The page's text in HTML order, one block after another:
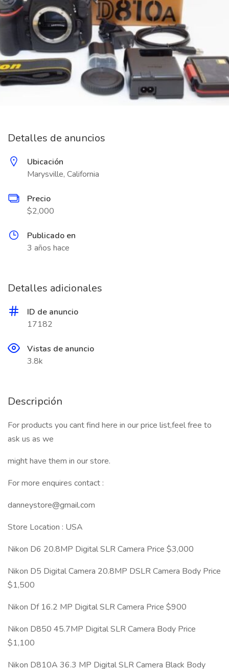
Detalles de anuncios
Ubicación
Marysville, California
Precio
$2,000
Publicado en
3 años hace
Detalles adicionales
ID de anuncio
17182
Vistas de anuncio
3.8k
Descripción
For products you cant find here in our price list,feel free to
ask us as we
might have them in our store.
For more enquires contact :
danneystore@gmail.com
Store Location : USA
Nikon D6 20.8MP Digital SLR Camera Price $3,000
Nikon D5 Digital Camera 20.8MP DSLR Camera Body Price
$1,500
Nikon Df 16.2 MP Digital SLR Camera Price $900
Nikon D850 45.7MP Digital SLR Camera Body Price
$1,100
Nikon D810A 36.3 MP Digital SLR Camera Black Body